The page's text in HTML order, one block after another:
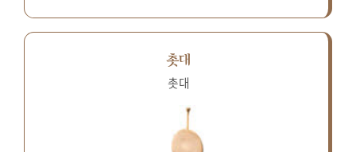
촛대
촛대